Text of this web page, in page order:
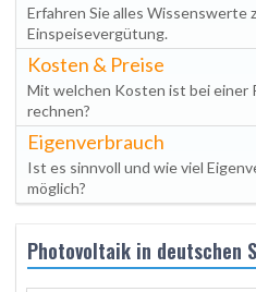
Erfahren Sie alles Wissenswerte
Einspeisevergütung.
Kosten & Preise
Mit welchen Kosten ist bei einer
rechnen?
Eigenverbrauch
Ist es sinnvoll und wie viel
möglich?
Photovoltaik in deutschen